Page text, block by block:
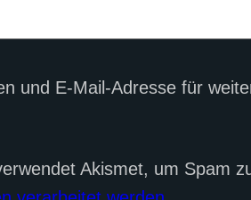
und E-Mail-Adresse für
Akismet, um Spam